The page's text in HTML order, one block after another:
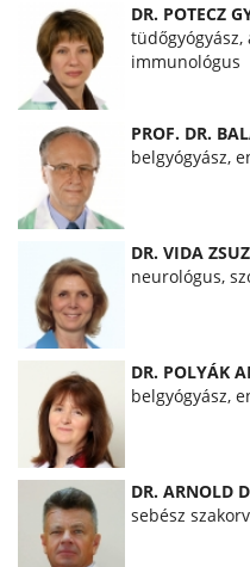
DR. POTECZ
immunológus
PROF. DR.
belgyógyász,
DR. VIDA
neurológus,
DR. POLYÁK
belgyógyász,
DR. ARNOLD
sebész